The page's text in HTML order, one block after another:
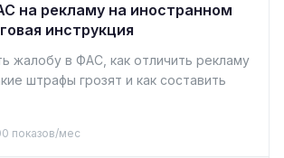
на рекламу на иностранном
инструкция
жалобу в ФАС, как отличить рекламу
штрафы грозят и как составить
показов/мес